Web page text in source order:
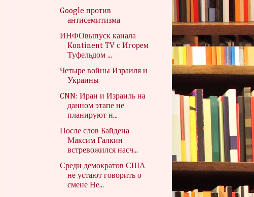
Google против
антисемитизма
ИНФОвыпуск канала
Kontinent TV с Игорем
Туфельдом ...
Четыре войны Израиля и
Украины
CNN: Иран и Израиль на
данном этапе не
планируют н...
После слов Байдена
Максим Галкин
встревожился насч...
Среди демократов США
не устают говорить о
смене Не...